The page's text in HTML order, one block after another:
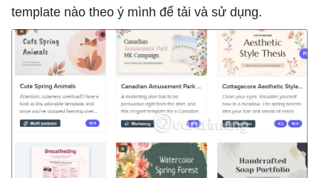
template nào theo ý mình để tải và sử dụng.